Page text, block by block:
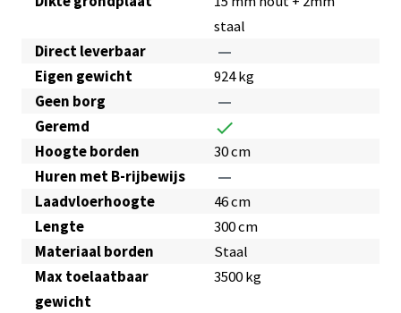
staal
Direct leverbaar
remove
Eigen gewicht
924 kg
Geen borg
remove
Geremd check
Hoogte borden
30 cm
Huren met B-rijbewijs
remove
Laadvloerhoogte
46 cm
Lengte
300 cm
Materiaal borden
Staal
Max toelaatbaar
gewicht
3500 kg